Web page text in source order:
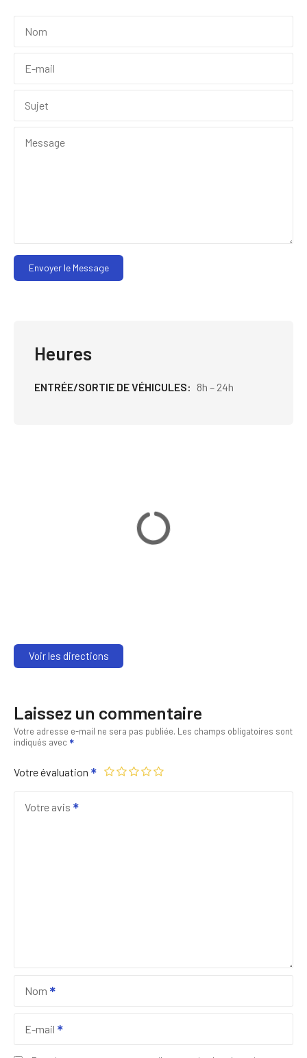
Envoyer le Message
Heures
ENTRÉE/SORTIE DE VÉHICULES 8h – 24h
Voir les directions
Laissez un commentaire
Votre adresse e-mail ne sera pas publiée. Les champs obligatoires sont
indiqués avec
Votre évaluation
Votre avis
Nom
E-mail